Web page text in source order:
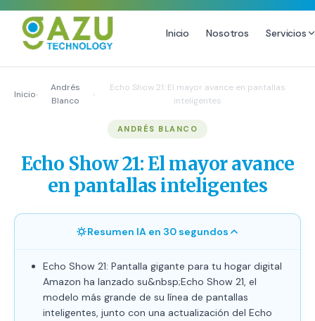
Inicio Nosotros Servicios
Email Marketing y SMS
Publicidad Digital
Growth Youtube ↗
Producción de Videos
Inicio›
Andrés
Blanco
›
Echo Show 21: El mayor avance en pantallas
inteligentes
ANDRÉS BLANCO
Echo Show 21: El mayor avance
en pantallas inteligentes
Resumen IA en 30 segundos
Echo Show 21: Pantalla gigante para tu hogar digital
Amazon ha lanzado su&nbsp;Echo Show 21, el
modelo más grande de su línea de pantallas
inteligentes, junto con una actualización del Echo